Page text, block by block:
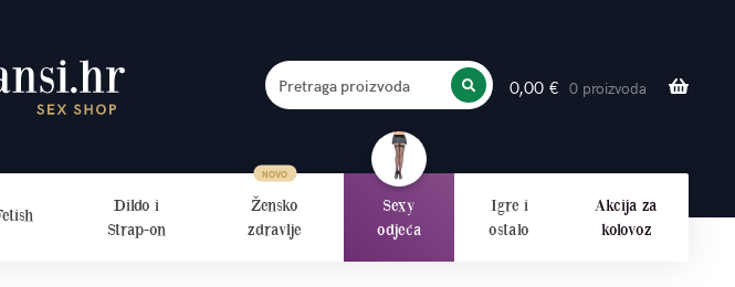
0,00 € 0 proizvoda
Pretraga proizvoda
PRETRAŽITE
Dildo i
Strap-on
Žensko
zdravlje
Sexy
odjeća
Igre i
ostalo
Akcija za
kolovoz